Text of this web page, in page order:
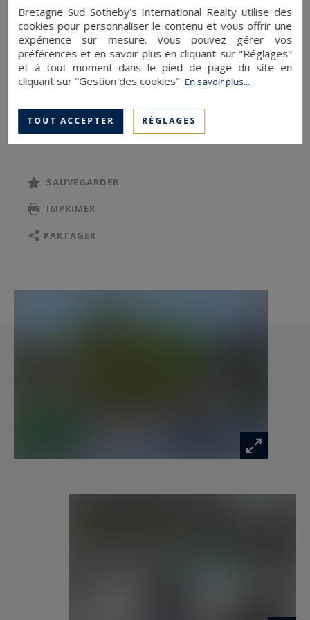
l’ensemble sur 28 hectares.
La propriété se compose d’une longère
traditionnelle en pierre de 370 m2 et d’un
étage de la Longère. La jolie longère, alliant
modernité et tradition, entièrement rénovée
rez-de-chaussée une vaste réception avec
ouverte équipée et aménagée avec deux caves à
vin, l’ensemble ouvrant à l’est sur une terrasse
l’ouest sur un magnifique bassin entouré d’une
SAUVEGARDER
IMPRIMER
PARTAGER
Bretagne Sud Sotheby's International Realty utilise des
cookies pour personnaliser le contenu et vous offrir une
expérience sur mesure. Vous pouvez gérer vos
préférences et en savoir plus en cliquant sur "Réglages"
et à tout moment dans le pied de page du site en
cliquant sur "Gestion des cookies".En savoir plus...
TOUT ACCEPTER RÉGLAGES